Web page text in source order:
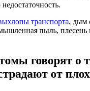
транспорта, дым
пыль, плесень
говорят о
от